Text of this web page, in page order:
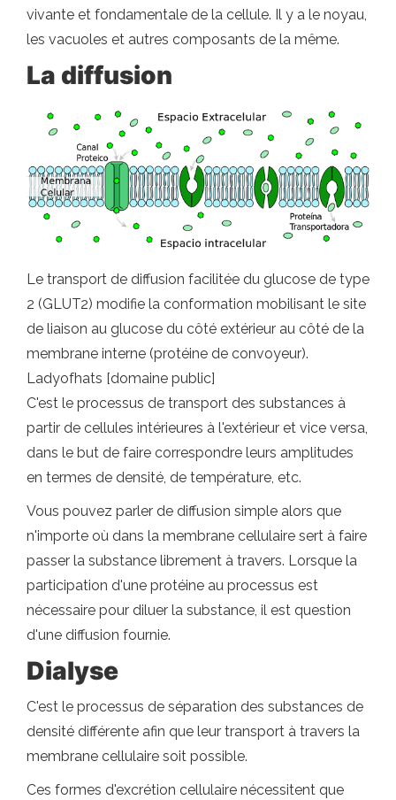
vivante et fondamentale de la cellule. Il y a le noyau,
les vacuoles et autres composants de la même.
La diffusion
Le transport de diffusion facilitée du glucose de type
2 (GLUT2) modifie la conformation mobilisant le site
de liaison au glucose du côté extérieur au côté de la
membrane interne (protéine de convoyeur).
Ladyofhats [domaine public]
C'est le processus de transport des substances à
partir de cellules intérieures à l'extérieur et vice versa,
dans le but de faire correspondre leurs amplitudes
en termes de densité, de température, etc.
Vous pouvez parler de diffusion simple alors que
n'importe où dans la membrane cellulaire sert à faire
passer la substance librement à travers. Lorsque la
participation d'une protéine au processus est
nécessaire pour diluer la substance, il est question
d'une diffusion fournie.
Dialyse
C'est le processus de séparation des substances de
densité différente afin que leur transport à travers la
membrane cellulaire soit possible.
Ces formes d'excrétion cellulaire nécessitent que